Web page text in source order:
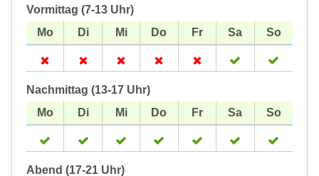
Vormittag (7-13 Uhr)
Nachmittag (13-17 Uhr)
Abend (17-21 Uhr)